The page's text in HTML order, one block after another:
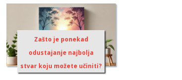
Zašto je ponekad
odustajanje najbolja
stvar koju možete učiniti?